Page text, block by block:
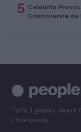
5 Celebrità
Controversie da
Tutto il gossip, senza
chi e candy.